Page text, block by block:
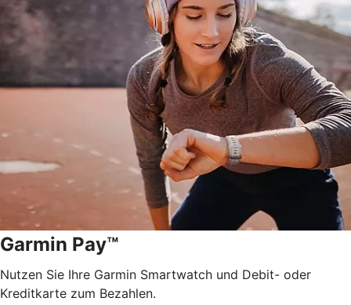
Garmin Pay™
Nutzen Sie Ihre Garmin Smartwatch und Debit- oder
Kreditkarte zum Bezahlen.